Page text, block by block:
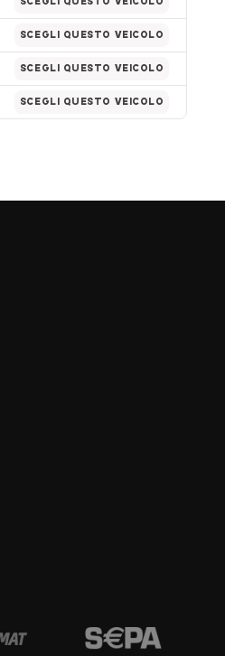
SCEGLI QUESTO VEICOLO
SCEGLI QUESTO VEICOLO
SCEGLI QUESTO VEICOLO